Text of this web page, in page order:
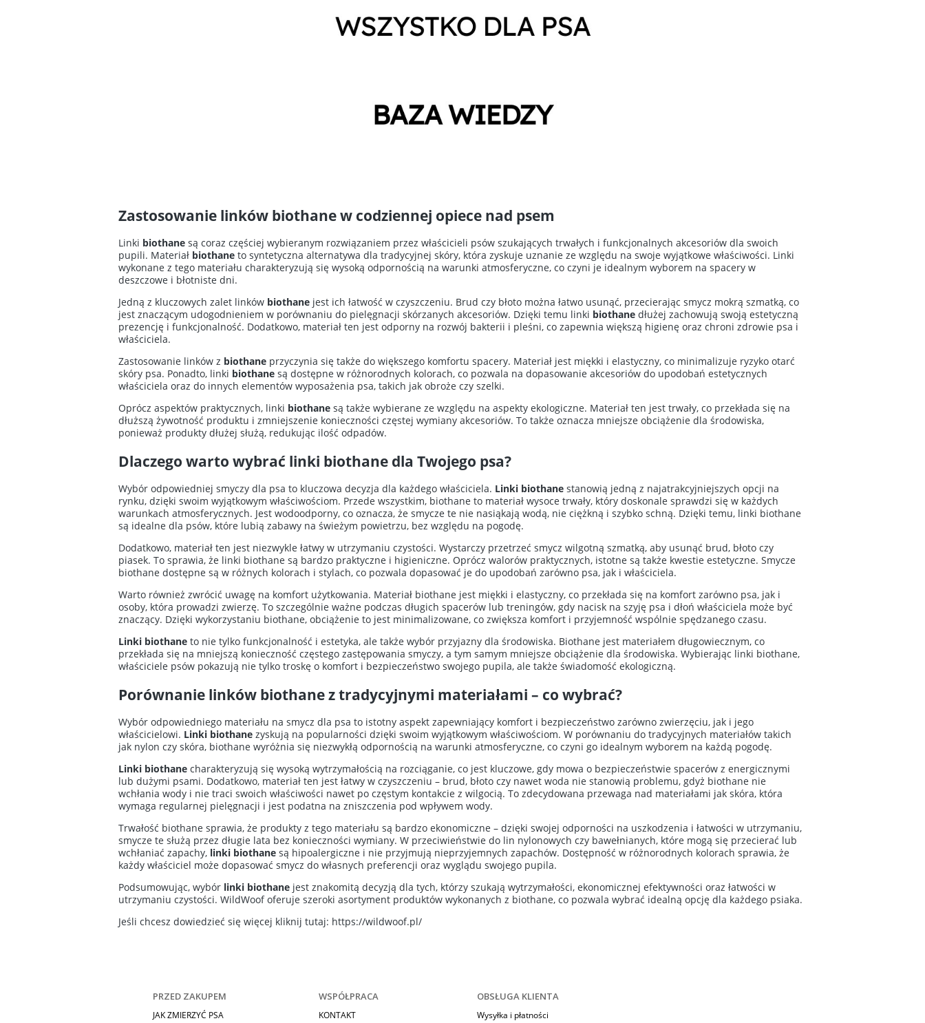
Zastosowanie linków biothane w codziennej opiece nad psem
Linki biothane są coraz częściej wybieranym rozwiązaniem przez właścicieli psów szukających trwałych i funkcjonalnych akcesoriów dla swoich
pupili. Materiał biothane to syntetyczna alternatywa dla tradycyjnej skóry, która zyskuje uznanie ze względu na swoje wyjątkowe właściwości. Linki
wykonane z tego materiału charakteryzują się wysoką odpornością na warunki atmosferyczne, co czyni je idealnym wyborem na spacery w
deszczowe i błotniste dni.
Jedną z kluczowych zalet linków biothane jest ich łatwość w czyszczeniu. Brud czy błoto można łatwo usunąć, przecierając smycz mokrą szmatką, co
jest znaczącym udogodnieniem w porównaniu do pielęgnacji skórzanych akcesoriów. Dzięki temu linki biothane dłużej zachowują swoją estetyczną
prezencję i funkcjonalność. Dodatkowo, materiał ten jest odporny na rozwój bakterii i pleśni, co zapewnia większą higienę oraz chroni zdrowie psa i
właściciela.
Zastosowanie linków z biothane przyczynia się także do większego komfortu spacery. Materiał jest miękki i elastyczny, co minimalizuje ryzyko otarć
skóry psa. Ponadto, linki biothane są dostępne w różnorodnych kolorach, co pozwala na dopasowanie akcesoriów do upodobań estetycznych
właściciela oraz do innych elementów wyposażenia psa, takich jak obroże czy szelki.
Oprócz aspektów praktycznych, linki biothane są także wybierane ze względu na aspekty ekologiczne. Materiał ten jest trwały, co przekłada się na
dłuższą żywotność produktu i zmniejszenie konieczności częstej wymiany akcesoriów. To także oznacza mniejsze obciążenie dla środowiska,
ponieważ produkty dłużej służą, redukując ilość odpadów.
Dlaczego warto wybrać linki biothane dla Twojego psa?
Wybór odpowiedniej smyczy dla psa to kluczowa decyzja dla każdego właściciela. Linki biothane stanowią jedną z najatrakcyjniejszych opcji na
rynku, dzięki swoim wyjątkowym właściwościom. Przede wszystkim, biothane to materiał wysoce trwały, który doskonale sprawdzi się w każdych
warunkach atmosferycznych. Jest wodoodporny, co oznacza, że smycze te nie nasiąkają wodą, nie ciężkną i szybko schną. Dzięki temu, linki biothane
są idealne dla psów, które lubią zabawy na świeżym powietrzu, bez względu na pogodę.
Dodatkowo, materiał ten jest niezwykle łatwy w utrzymaniu czystości. Wystarczy przetrzeć smycz wilgotną szmatką, aby usunąć brud, błoto czy
piasek. To sprawia, że linki biothane są bardzo praktyczne i higieniczne. Oprócz walorów praktycznych, istotne są także kwestie estetyczne. Smycze
biothane dostępne są w różnych kolorach i stylach, co pozwala dopasować je do upodobań zarówno psa, jak i właściciela.
Warto również zwrócić uwagę na komfort użytkowania. Materiał biothane jest miękki i elastyczny, co przekłada się na komfort zarówno psa, jak i
osoby, która prowadzi zwierzę. To szczególnie ważne podczas długich spacerów lub treningów, gdy nacisk na szyję psa i dłoń właściciela może być
znaczący. Dzięki wykorzystaniu biothane, obciążenie to jest minimalizowane, co zwiększa komfort i przyjemność wspólnie spędzanego czasu.
Linki biothane to nie tylko funkcjonalność i estetyka, ale także wybór przyjazny dla środowiska. Biothane jest materiałem długowiecznym, co
przekłada się na mniejszą konieczność częstego zastępowania smyczy, a tym samym mniejsze obciążenie dla środowiska. Wybierając linki biothane,
właściciele psów pokazują nie tylko troskę o komfort i bezpieczeństwo swojego pupila, ale także świadomość ekologiczną.
Porównanie linków biothane z tradycyjnymi materiałami – co wybrać?
Wybór odpowiedniego materiału na smycz dla psa to istotny aspekt zapewniający komfort i bezpieczeństwo zarówno zwierzęciu, jak i jego
właścicielowi. Linki biothane zyskują na popularności dzięki swoim wyjątkowym właściwościom. W porównaniu do tradycyjnych materiałów takich
jak nylon czy skóra, biothane wyróżnia się niezwykłą odpornością na warunki atmosferyczne, co czyni go idealnym wyborem na każdą pogodę.
Linki biothane charakteryzują się wysoką wytrzymałością na rozciąganie, co jest kluczowe, gdy mowa o bezpieczeństwie spacerów z energicznymi
lub dużymi psami. Dodatkowo, materiał ten jest łatwy w czyszczeniu – brud, błoto czy nawet woda nie stanowią problemu, gdyż biothane nie
wchłania wody i nie traci swoich właściwości nawet po częstym kontakcie z wilgocią. To zdecydowana przewaga nad materiałami jak skóra, która
wymaga regularnej pielęgnacji i jest podatna na zniszczenia pod wpływem wody.
Trwałość biothane sprawia, że produkty z tego materiału są bardzo ekonomiczne – dzięki swojej odporności na uszkodzenia i łatwości w utrzymaniu,
smycze te służą przez długie lata bez konieczności wymiany. W przeciwieństwie do lin nylonowych czy bawełnianych, które mogą się przecierać lub
wchłaniać zapachy, linki biothane są hipoalergiczne i nie przyjmują nieprzyjemnych zapachów. Dostępność w różnorodnych kolorach sprawia, że
każdy właściciel może dopasować smycz do własnych preferencji oraz wyglądu swojego pupila.
Podsumowując, wybór linki biothane jest znakomitą decyzją dla tych, którzy szukają wytrzymałości, ekonomicznej efektywności oraz łatwości w
utrzymaniu czystości. WildWoof oferuje szeroki asortyment produktów wykonanych z biothane, co pozwala wybrać idealną opcję dla każdego psiaka.
Jeśli chcesz dowiedzieć się więcej kliknij tutaj: https://wildwoof.pl/
PRZED ZAKUPEM
JAK ZMIERZYĆ PSA
WSPÓŁPRACA
KONTAKT
OBSŁUGA KLIENTA
Wysyłka i płatności